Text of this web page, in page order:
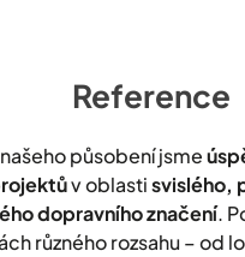
Reference
působení jsme
v oblastisvislého,
dopravního značení.
různého rozsahu – od